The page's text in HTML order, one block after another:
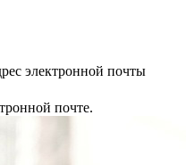
электронной почты
почте.